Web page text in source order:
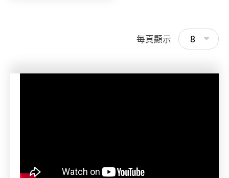
每頁顯示 8